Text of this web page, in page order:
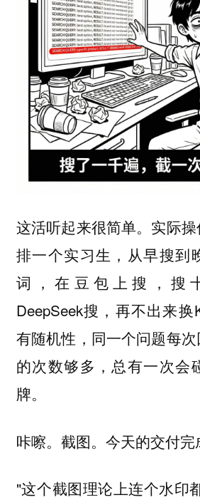
这活听起来很简单。实际
排一个实习生，从早搜到
词，在豆包上搜，搜
DeepSeek搜，再不出来
有随机性，同一个问题每
的次数够多，总有一次会
牌。
咔嚓。截图。今天的交付完
"这个截图理论上连个水印